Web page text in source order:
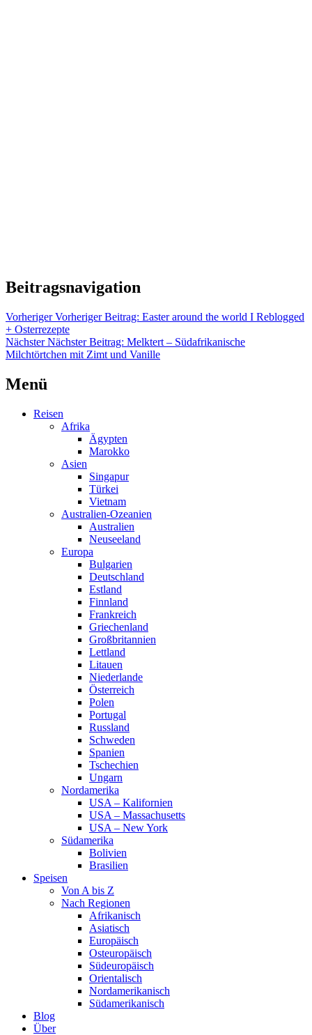
Beitragsnavigation
Vorheriger Vorheriger Beitrag: Easter around the world I Reblogged
+ Osterrezepte
Nächster Nächster Beitrag: Melktert – Südafrikanische
Milchtörtchen mit Zimt und Vanille
Menü
Reisen
Afrika
Ägypten
Marokko
Asien
Singapur
Türkei
Vietnam
Australien-Ozeanien
Australien
Neuseeland
Europa
Bulgarien
Deutschland
Estland
Finnland
Frankreich
Griechenland
Großbritannien
Lettland
Litauen
Niederlande
Österreich
Polen
Portugal
Russland
Schweden
Spanien
Tschechien
Ungarn
Nordamerika
USA – Kalifornien
USA – Massachusetts
USA – New York
Südamerika
Bolivien
Brasilien
Speisen
Von A bis Z
Nach Regionen
Afrikanisch
Asiatisch
Europäisch
Osteuropäisch
Südeuropäisch
Orientalisch
Nordamerikanisch
Südamerikanisch
Blog
Über